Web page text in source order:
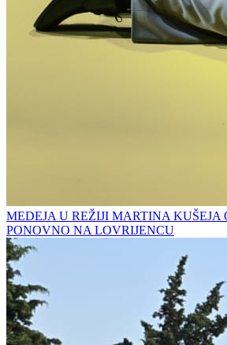
MEDEJA U REŽIJI MARTINA KUŠEJA
PONOVNO NA LOVRIJENCU